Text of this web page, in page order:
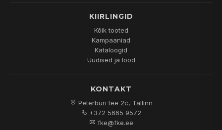
KIIRLINGID
Kõik tooted
Kampaaniad
Kataloogid
Uudised ja lood
KONTAKT
Peterburi tee 2c, Tallinn
+372 5665 9572
fke@fke.ee